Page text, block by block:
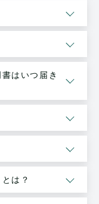
はいつ届き
は？